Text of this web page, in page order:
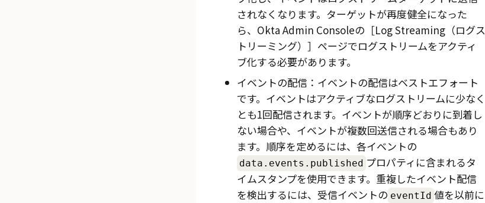
されなくなります。ターゲットが再度健全になった
ら、 Okta Admin Consoleの［Log Streaming（ログス
トリーミング）］ページでログストリームをアクティ
ブ化する必要があります。
イベントの配信：イベントの配信はベストエフォート
です。イベントはアクティブなログストリームに少なく
とも1回配信されます。イベントが順序どおりに到着し
ない場合や、イベントが複数回送信される場合もあり
ます。順序を定めるには、各イベントの
data.events.published プロパティに含まれるタ
イムスタンプを使用できます。重複したイベント配信
を検出するには、受信イベントの eventId 値を以前に